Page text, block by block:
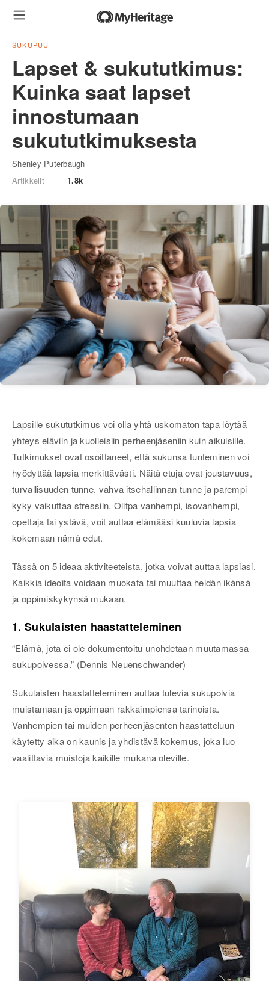
SUKUPUU
Lapset & sukututkimus:
Kuinka saat lapset
innostumaan
sukututkimuksesta
Shenley Puterbaugh
Artikkelit
1.8k
Lapsille sukututkimus voi olla yhtä uskomaton tapa löytää
yhteys eläviin ja kuolleisiin perheenjäseniin kuin aikuisille.
Tutkimukset ovat osoittaneet, että sukunsa tunteminen voi
hyödyttää lapsia merkittävästi. Näitä etuja ovat joustavuus,
turvallisuuden tunne, vahva itsehallinnan tunne ja parempi
kyky vaikuttaa stressiin. Olitpa vanhempi, isovanhempi,
opettaja tai ystävä, voit auttaa elämääsi kuuluvia lapsia
kokemaan nämä edut.
Tässä on 5 ideaa aktiviteeteista, jotka voivat auttaa lapsiasi.
Kaikkia ideoita voidaan muokata tai muuttaa heidän ikänsä
ja oppimiskykynsä mukaan.
1. Sukulaisten haastatteleminen
“Elämä, jota ei ole dokumentoitu unohdetaan muutamassa
sukupolvessa.” (Dennis Neuenschwander)
Sukulaisten haastatteleminen auttaa tulevia sukupolvia
muistamaan ja oppimaan rakkaimpiensa tarinoista.
Vanhempien tai muiden perheenjäsenten haastatteluun
käytetty aika on kaunis ja yhdistävä kokemus, joka luo
vaalittavia muistoja kaikille mukana oleville.